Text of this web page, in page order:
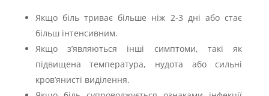
Якщо біль триває більше ніж 2-3 дні або стає
більш інтенсивним.
Якщо з’являються інші симптоми, такі як
підвищена температура, нудота або сильні
кров’янисті виділення.